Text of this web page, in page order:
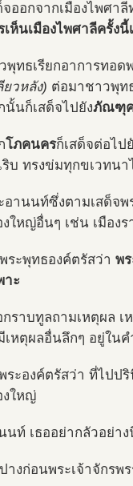
จออกจากเมืองไพศา
เห็นเมืองไพศาลีครั้ง
พุทธเรียกอาการทอด
ยวหลัง) ต่อมาชาวพุท
นั้นก็เสด็จไปยังภัณฑุค
โภคนครก็เสด็จต่อไป
ริบ ทรงข่มทุกขเวทนา
อานนท์ซึ่งตามเสด็จ
งใหญ่อื่นๆ เช่น เมือง
ระพุทธองค์ตรัสว่า พ
าะ
กราบทูลถามเหตุผล
เหตุผลอื่นลึกๆ อยู่ใน
ระองค์ตรัสว่า ที่ไปป
งใหญ่
นท์ เธออย่ากลัวอย่าง
างก่อนพระเจ้าจักรพ